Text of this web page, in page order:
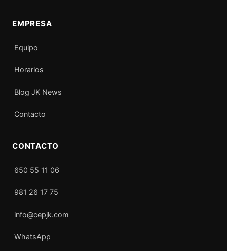
EMPRESA
Equipo
Horarios
Blog JK News
Contacto
CONTACTO
650 55 11 06
981 26 17 75
info@cepjk.com
WhatsApp